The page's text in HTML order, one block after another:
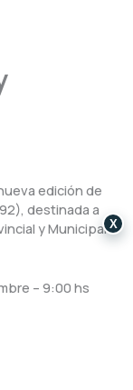
edición de
destinada a
y Municipal
– 9:00 hs
X